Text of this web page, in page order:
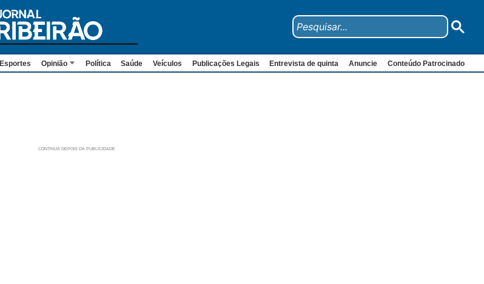
Esportes Opinião Política Saúde Veículos Publicações Legais Entrevista de quinta Anuncie Conteúdo Patrocinado